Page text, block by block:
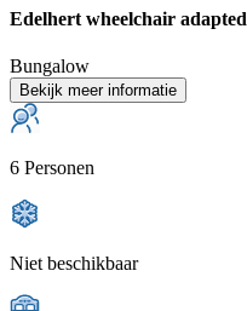
Edelhert wheelchair adapted
Bungalow
Bekijk meer informatie
6 Personen
Niet beschikbaar